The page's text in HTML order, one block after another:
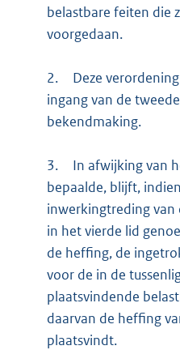
belastbare feiten die
voorgedaan.
2.
Deze
ingang van de
bekendmaking.
3.
In afwijking van
bepaalde, blijft,
inwerkingtreding van
in het vierde lid
de heffing, de
voor de in de
plaatsvindende
daarvan de heffing
plaatsvindt.